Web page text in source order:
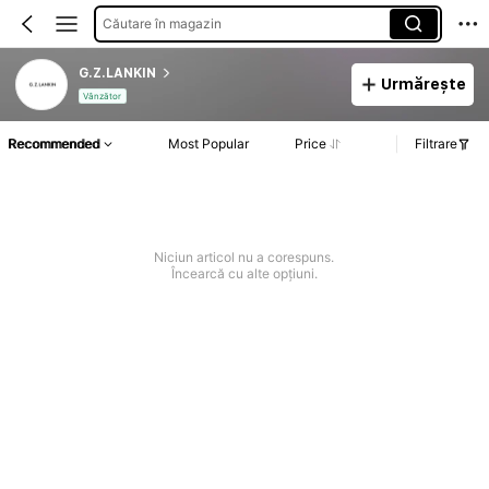
Căutare în magazin
G.Z.LANKIN
Vânzător
Urmărește
Recommended Most Popular Price Filtrare
Niciun articol nu a corespuns.
Încearcă cu alte opțiuni.